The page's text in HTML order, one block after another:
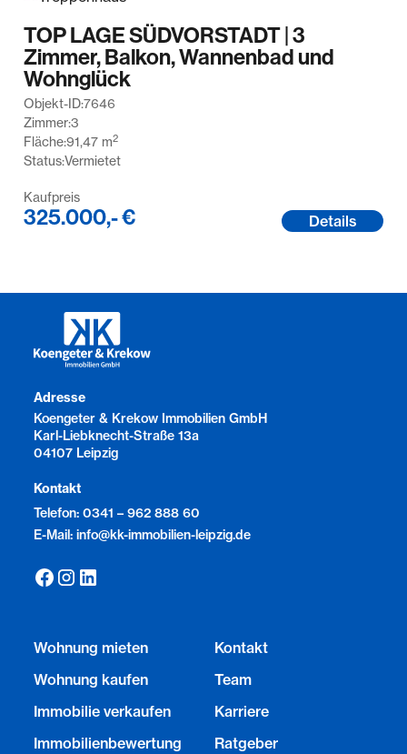
TOP LAGE SÜDVORSTADT | 3
Zimmer, Balkon, Wannenbad und
Wohnglück
Objekt-ID:7646
Zimmer:3
Fläche:91,47 m2
Status:Vermietet
Kaufpreis
325.000,- € Details
Adresse
Koengeter & Krekow Immobilien GmbH
Karl-Liebknecht-Straße 13a
04107 Leipzig
Kontakt
Telefon: 0341 – 962 888 60
E-Mail: info@kk-immobilien-leipzig.de
Wohnung mieten
Wohnung kaufen
Immobilie verkaufen
Immobilienbewertung
Kontakt
Team
Karriere
Ratgeber